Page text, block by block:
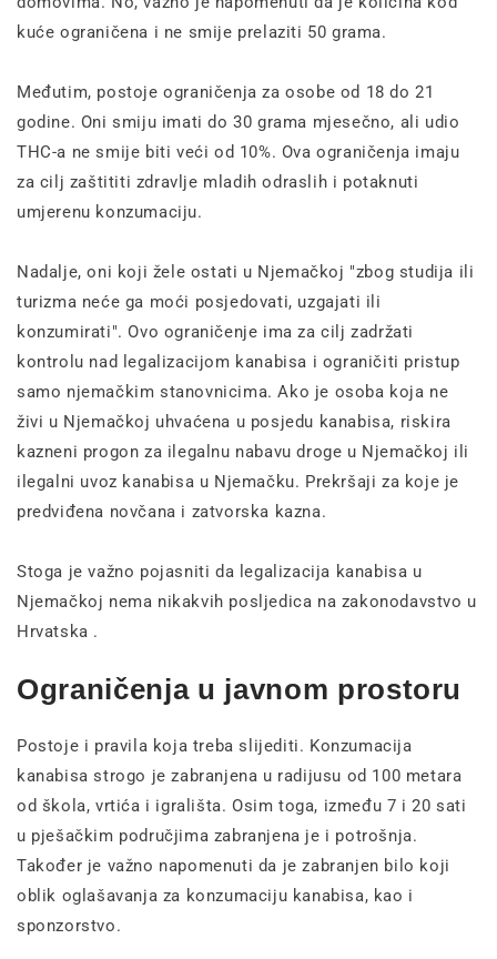
kuće ograničena i ne smije prelaziti 50 grama.
Međutim, postoje ograničenja za osobe od 18 do 21
godine. Oni smiju imati do 30 grama mjesečno, ali udio
THC-a ne smije biti veći od 10%. Ova ograničenja imaju
za cilj zaštititi zdravlje mladih odraslih i potaknuti
umjerenu konzumaciju.
Nadalje, oni koji žele ostati u Njemačkoj "zbog studija ili
turizma neće ga moći posjedovati, uzgajati ili
konzumirati". Ovo ograničenje ima za cilj zadržati
kontrolu nad legalizacijom kanabisa i ograničiti pristup
samo njemačkim stanovnicima. Ako je osoba koja ne
živi u Njemačkoj uhvaćena u posjedu kanabisa, riskira
kazneni progon za ilegalnu nabavu droge u Njemačkoj ili
ilegalni uvoz kanabisa u Njemačku. Prekršaji za koje je
predviđena novčana i zatvorska kazna.
Stoga je važno pojasniti da legalizacija kanabisa u
Njemačkoj nema nikakvih posljedica na zakonodavstvo u
Hrvatska .
Ograničenja u javnom prostoru
Postoje i pravila koja treba slijediti. Konzumacija
kanabisa strogo je zabranjena u radijusu od 100 metara
od škola, vrtića i igrališta. Osim toga, između 7 i 20 sati
u pješačkim područjima zabranjena je i potrošnja.
Također je važno napomenuti da je zabranjen bilo koji
oblik oglašavanja za konzumaciju kanabisa, kao i
sponzorstvo.